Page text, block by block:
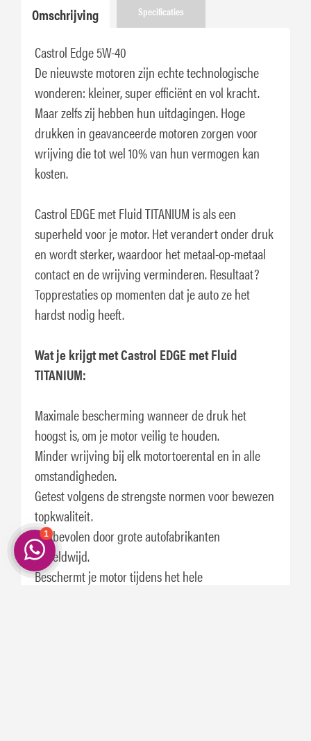
Omschrijving Specificaties
Castrol Edge 5W-40
De nieuwste motoren zijn echte technologische
wonderen: kleiner, super efficiënt en vol kracht.
Maar zelfs zij hebben hun uitdagingen. Hoge
drukken in geavanceerde motoren zorgen voor
wrijving die tot wel 10% van hun vermogen kan
kosten.
Castrol EDGE met Fluid TITANIUM is als een
superheld voor je motor. Het verandert onder druk
en wordt sterker, waardoor het metaal-op-metaal
contact en de wrijving verminderen. Resultaat?
Topprestaties op momenten dat je auto ze het
hardst nodig heeft.
Wat je krijgt met Castrol EDGE met Fluid
TITANIUM:
Maximale bescherming wanneer de druk het
hoogst is, om je motor veilig te houden.
Minder wrijving bij elk motortoerental en in alle
omstandigheden.
Getest volgens de strengste normen voor bewezen
topkwaliteit.
Aanbevolen door grote autofabrikanten
wereldwijd.
Beschermt je motor tijdens het hele